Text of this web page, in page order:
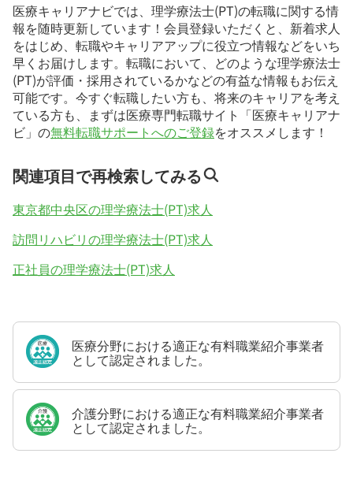
医療キャリアナビでは、理学療法士(PT)の転職に関する情
報を随時更新しています！会員登録いただくと、新着求人
をはじめ、転職やキャリアアップに役立つ情報などをいち
早くお届けします。転職において、どのような理学療法士
(PT)が評価・採用されているかなどの有益な情報もお伝え
可能です。今すぐ転職したい方も、将来のキャリアを考え
ている方も、まずは医療専門転職サイト「医療キャリアナ
ビ」の無料転職サポートへのご登録をオススメします！
関連項目で再検索してみる
東京都中央区の理学療法士(PT)求人
訪問リハビリの理学療法士(PT)求人
正社員の理学療法士(PT)求人
医療分野における適正な有料職業紹介事業者
として認定されました。
介護分野における適正な有料職業紹介事業者
として認定されました。